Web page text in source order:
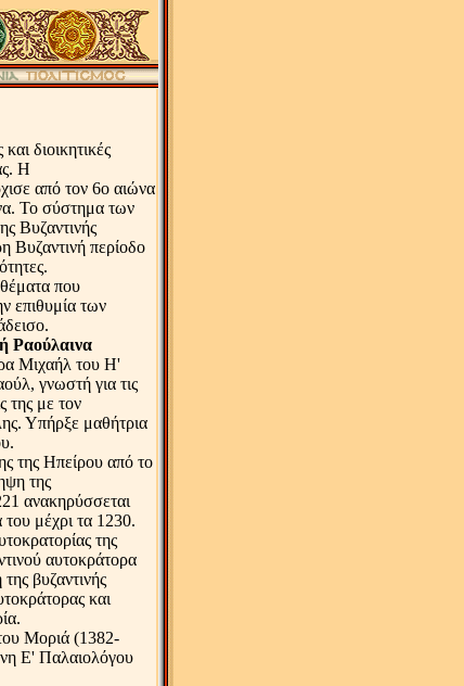
διοικητικές
Η
από τον 6ο αιώνα
Το σύστημα των
Βυζαντινής
Βυζαντινή περίοδο
θέματα που
επιθυμία των
Ραούλαινα
Μιχαήλ του Η'
γνωστή για τις
της με τον
Υπήρξε μαθήτρια
της Ηπείρου από το
της
ανακηρύσσεται
του μέχρι τα 1230.
της
αυτοκράτορα
βυζαντινής
και
Μοριά (1382-
Ε' Παλαιολόγου